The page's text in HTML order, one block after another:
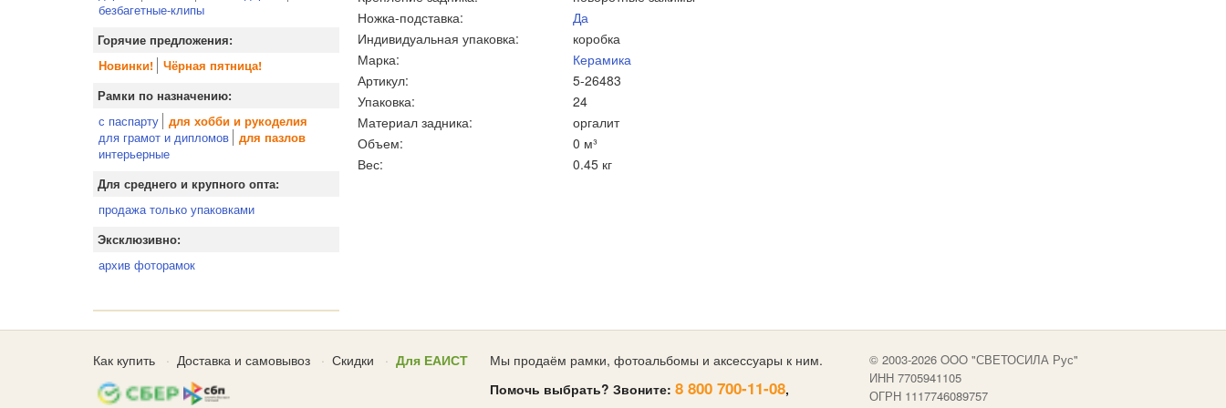
безбагетные-клипы
Горячие предложения:
Новинки!
Чёрная пятница!
Рамки по назначению:
с паспарту для хобби и рукоделия
для грамот и дипломов для пазлов
интерьерные
Для среднего и крупного опта:
продажа только упаковками
Эксклюзивно:
архив фоторамок
Ножка-подставка:
Да
Индивидуальная упаковка:
коробка
Марка:
Керамика
Артикул:
5-26483
Упаковка:
24
Материал задника:
оргалит
Объем:
0 м³
Вес:
0.45 кг
Как купить Доставка и самовывоз Скидки Для ЕАИСТ
Мы продаём рамки, фотоальбомы и аксессуары к ним.
Помочь выбрать? Звоните: 8 800 700-11-08,
© 2003-2026 OOO "СВЕТОСИЛА Рус"
ИНН 7705941105
ОГРН 1117746089757